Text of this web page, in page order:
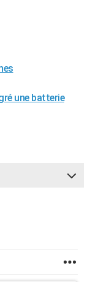
une batterie